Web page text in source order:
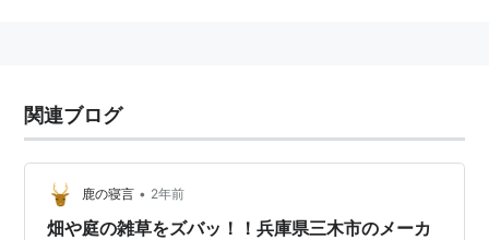
関連ブログ
鹿の寝言 • 2年前
畑や庭の雑草をズバッ！！兵庫県三木市のメーカ